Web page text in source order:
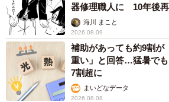
器修理職人に 10年後
思わぬ申し出【漫画】
海川 まこと
2026.08.09
補助があっても約9割が
重い」と回答…猛暑で
7割超に
まいどなデータ
2026.08.08